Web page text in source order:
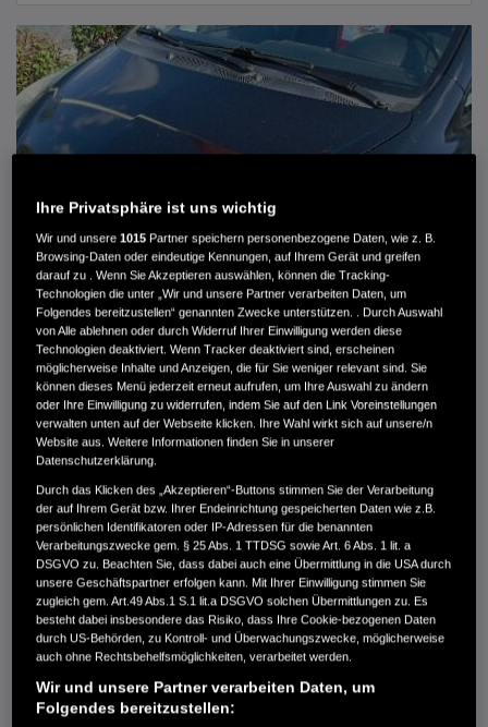
MWST. NICHT AUSWEISBAR
3.900 €
Außenfarbe
crystal black pearl
Kilometerstand
166.000 km
Kraftstoffart
Super
Getriebe
Automatik
Türen
5
Leistung
61 kW / 83 PS
Hubraum
1.339 cm³
Erstzulassung
10.2007
Bauart
Limousine
AUTO HARKE GMBH
Randersweide 59-63
Ihre Privatsphäre ist uns wichtig
Wir und unsere1015 Partner speichern personenbezogene Daten, wie z. B.
Browsing-Daten oder eindeutige Kennungen, auf Ihrem Gerät und greifen
darauf zu . Wenn Sie Akzeptieren auswählen, können die Tracking-
Technologien die unter „Wir und unsere Partner verarbeiten Daten, um
Folgendes bereitzustellen“ genannten Zwecke unterstützen. . Durch Auswahl
von Alle ablehnen oder durch Widerruf Ihrer Einwilligung werden diese
Technologien deaktiviert. Wenn Tracker deaktiviert sind, erscheinen
möglicherweise Inhalte und Anzeigen, die für Sie weniger relevant sind. Sie
können dieses Menü jederzeit erneut aufrufen, um Ihre Auswahl zu ändern
oder Ihre Einwilligung zu widerrufen, indem Sie auf den Link Voreinstellungen
verwalten unten auf der Webseite klicken. Ihre Wahl wirkt sich auf unsere/n
Website aus. Weitere Informationen finden Sie in unserer
Datenschutzerklärung.
Durch das Klicken des „Akzeptieren“-Buttons stimmen Sie der Verarbeitung
der auf Ihrem Gerät bzw. Ihrer Endeinrichtung gespeicherten Daten wie z.B.
persönlichen Identifikatoren oder IP-Adressen für die benannten
Verarbeitungszwecke gem. § 25 Abs. 1 TTDSG sowie Art. 6 Abs. 1 lit. a
DSGVO zu. Beachten Sie, dass dabei auch eine Übermittlung in die USA durch
unsere Geschäftspartner erfolgen kann. Mit Ihrer Einwilligung stimmen Sie
zugleich gem. Art.49 Abs.1 S.1 lit.a DSGVO solchen Übermittlungen zu. Es
besteht dabei insbesondere das Risiko, dass Ihre Cookie-bezogenen Daten
durch US-Behörden, zu Kontroll- und Überwachungszwecke, möglicherweise
auch ohne Rechtsbehelfsmöglichkeiten, verarbeitet werden.
Wir und unsere Partner verarbeiten Daten, um
Folgendes bereitzustellen: